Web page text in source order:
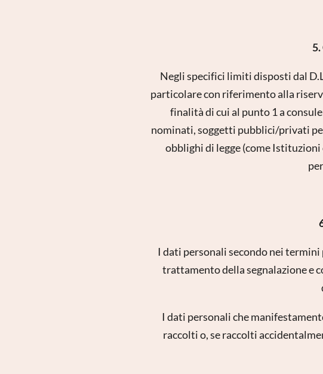
Negli specifici limiti disposti dal
particolare con riferimento alla
finalità di cui al punto 1 a
nominati, soggetti pubblici/privati
obblighi di legge (come
I dati personali secondo nei termini
trattamento della segnalazione e
I dati personali che
raccolti o, se raccolti